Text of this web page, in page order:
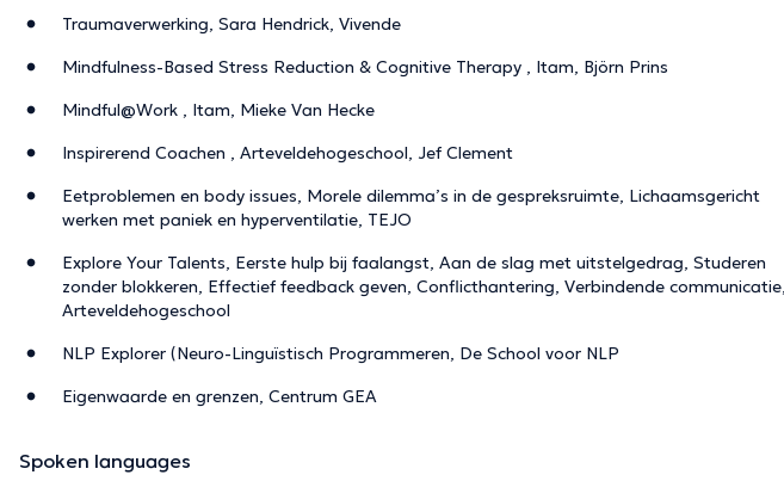
Traumaverwerking, Sara Hendrick, Vivende
Mindfulness-Based Stress Reduction & Cognitive Therapy , Itam, Björn Prins
Mindful@Work , Itam, Mieke Van Hecke
Inspirerend Coachen , Arteveldehogeschool, Jef Clement
Eetproblemen en body issues, Morele dilemma’s in de gespreksruimte, Lichaamsgericht
werken met paniek en hyperventilatie, TEJO
Explore Your Talents, Eerste hulp bij faalangst, Aan de slag met uitstelgedrag, Studeren
zonder blokkeren, Effectief feedback geven, Conflicthantering, Verbindende communicatie,
Arteveldehogeschool
NLP Explorer (Neuro-Linguïstisch Programmeren, De School voor NLP
Eigenwaarde en grenzen, Centrum GEA
Spoken languages